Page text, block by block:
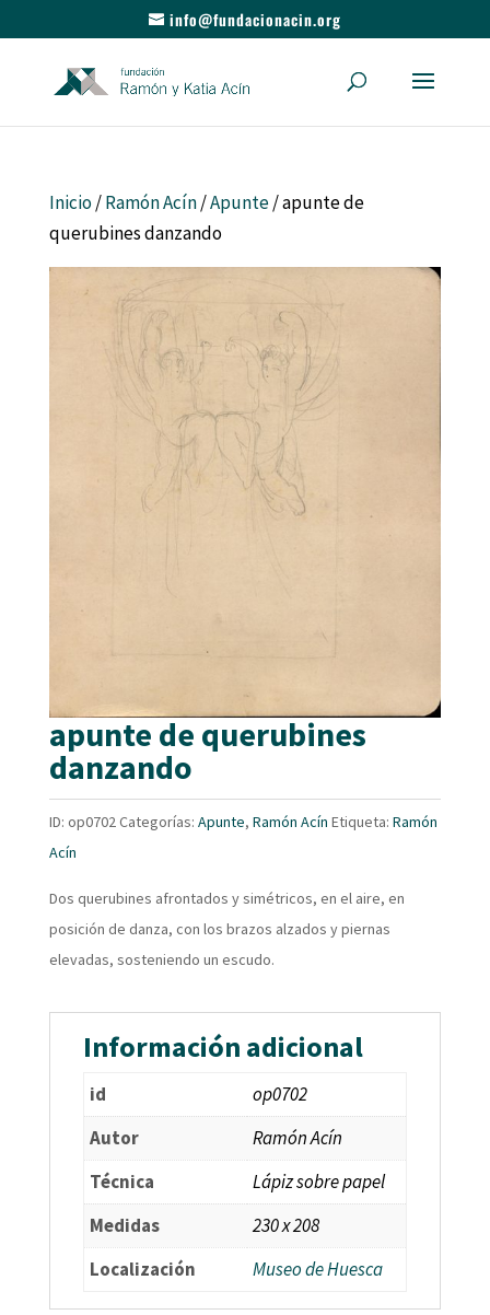
info@fundacionacin.org
Inicio/Ramón Acín/Apunte/ apunte de
querubines danzando
apunte de querubines
danzando
ID: op0702Categorías: Apunte, Ramón Acín Etiqueta: Ramón
Acín
Dos querubines afrontados y simétricos, en el aire, en
posición de danza, con los brazos alzados y piernas
elevadas, sosteniendo un escudo.
Información adicional
id
op0702
Autor
Ramón Acín
Técnica
Lápiz sobre papel
Medidas
230 x 208
Localización
Museo de Huesca